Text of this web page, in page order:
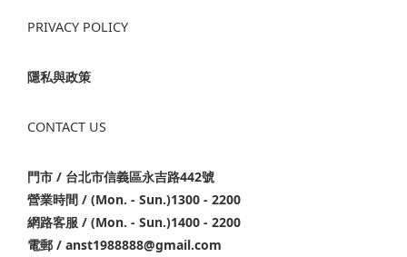
PRIVACY POLICY
隱私與政策
CONTACT US
門市 / 台北市信義區永吉路442號
營業時間 / (Mon. - Sun.)1300 - 2200
網路客服 / (Mon. - Sun.)1400 - 2200
電郵 / anst1988888@gmail.com